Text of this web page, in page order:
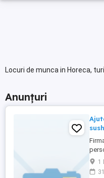
Locuri de munca in Horeca,
Anunțuri
cod1